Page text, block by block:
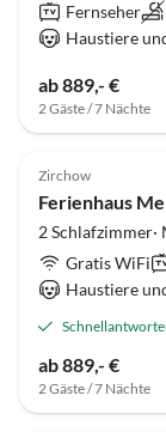
Fernseher
Haustiere
ab 889,- €
2 Gäste / 7 Nächte
5.0 (72)
Zirchow
Ferienhaus
2 Schlafzimmer·
Gratis WiFi
Haustiere
ab 889,- €
2 Gäste / 7 Nächte
5.0 (57)